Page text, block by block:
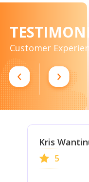
Customer
Kris
5